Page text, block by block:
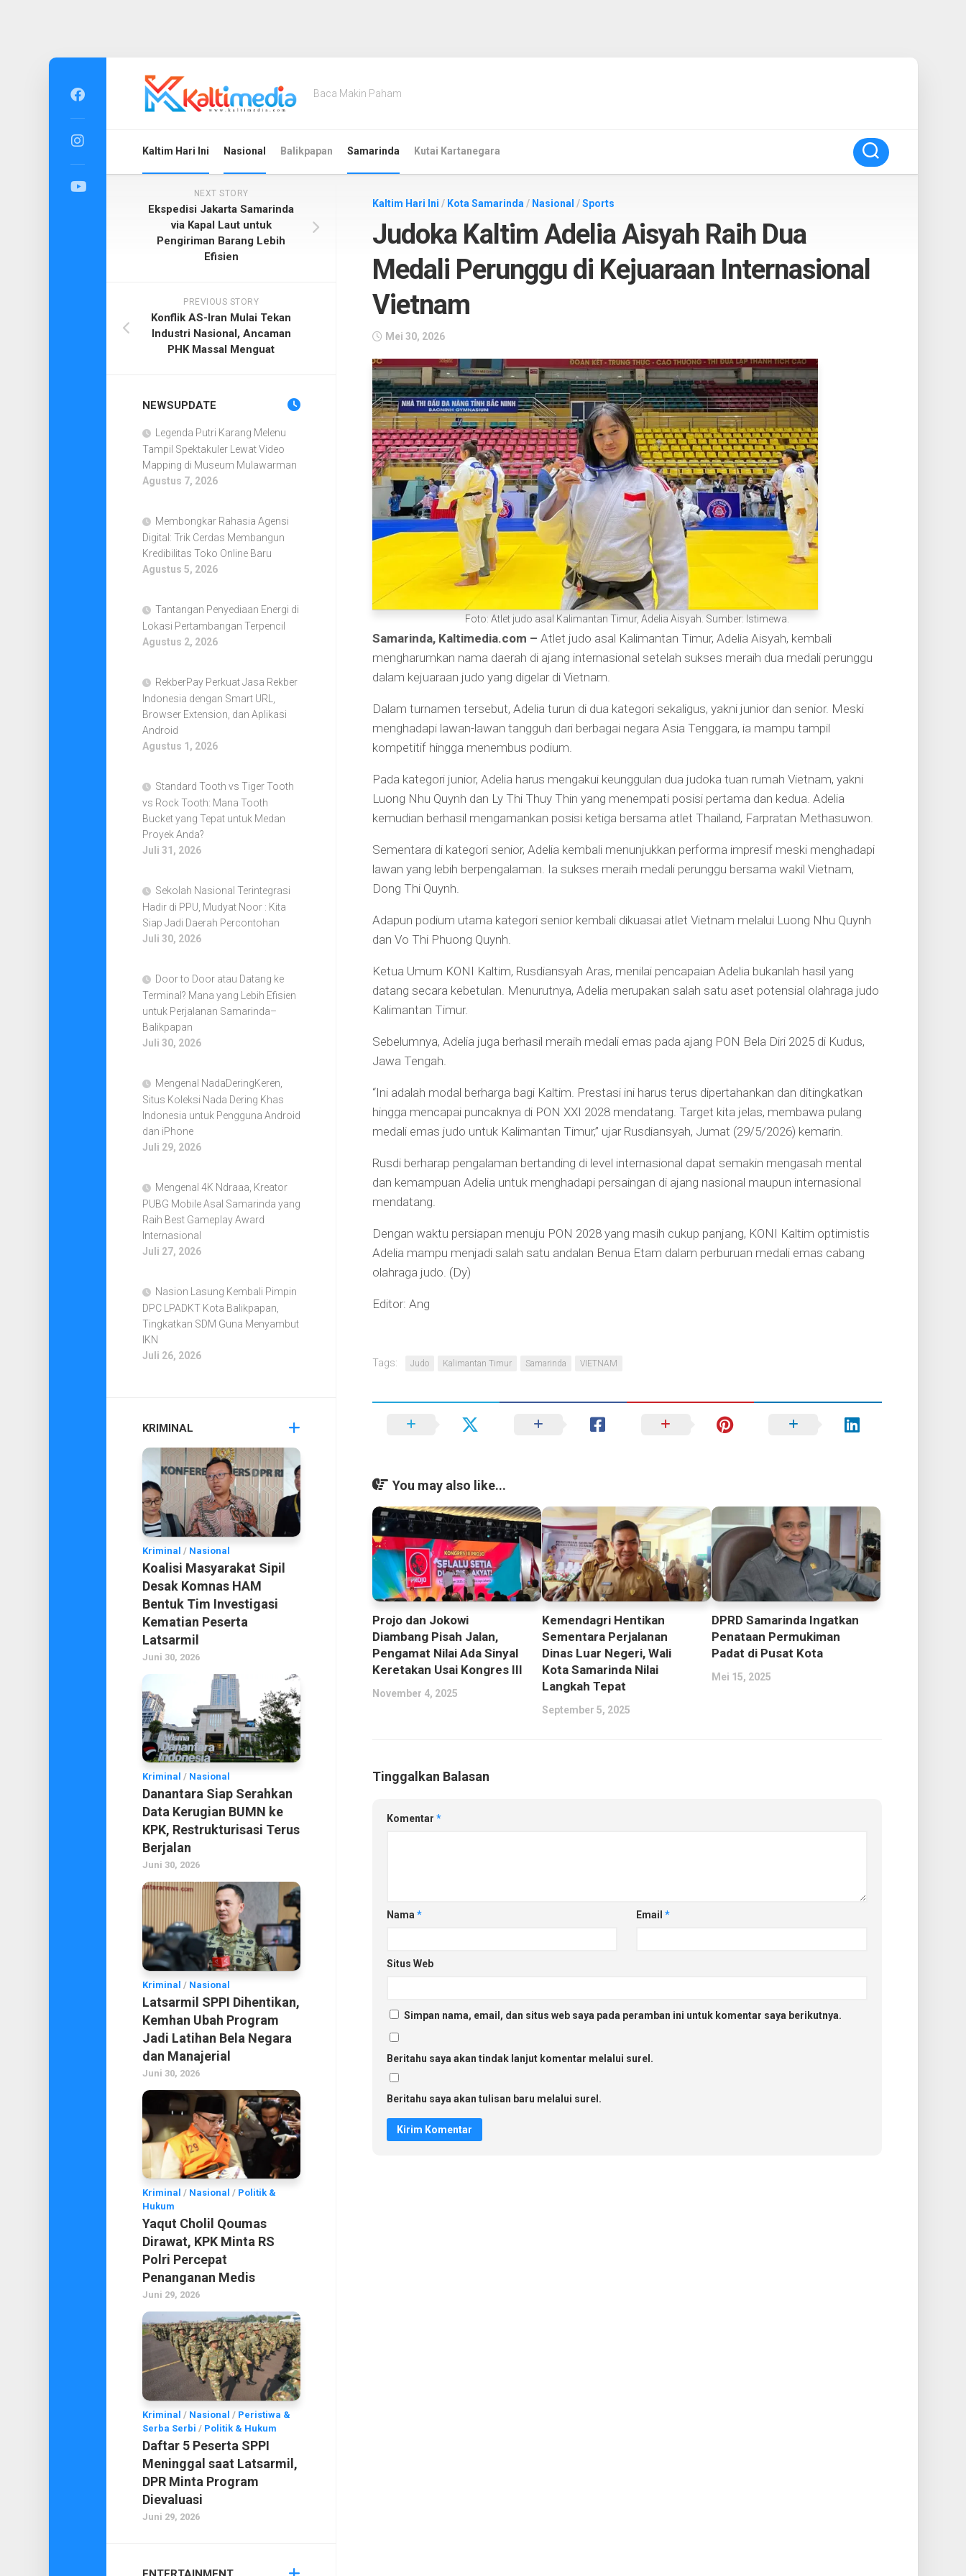
Baca Makin Paham
Kaltim Hari Ini Nasional Balikpapan Samarinda Kutai Kartanegara
Kaltim Hari Ini / Kota Samarinda / Nasional /Sports
Judoka Kaltim Adelia Aisyah Raih Dua
Medali Perunggu di Kejuaraan Internasional
Vietnam
Mei 30, 2026
Foto: Atlet judo asal Kalimantan Timur, Adelia Aisyah. Sumber: Istimewa.
Samarinda, Kaltimedia.com – Atlet judo asal Kalimantan Timur, Adelia Aisyah, kembali
mengharumkan nama daerah di ajang internasional setelah sukses meraih dua medali perunggu
dalam kejuaraan judo yang digelar di Vietnam.
Dalam turnamen tersebut, Adelia turun di dua kategori sekaligus, yakni junior dan senior. Meski
menghadapi lawan-lawan tangguh dari berbagai negara Asia Tenggara, ia mampu tampil
kompetitif hingga menembus podium.
Pada kategori junior, Adelia harus mengakui keunggulan dua judoka tuan rumah Vietnam, yakni
Luong Nhu Quynh dan Ly Thi Thuy Thin yang menempati posisi pertama dan kedua. Adelia
kemudian berhasil mengamankan posisi ketiga bersama atlet Thailand, Farpratan Methasuwon.
Sementara di kategori senior, Adelia kembali menunjukkan performa impresif meski menghadapi
lawan yang lebih berpengalaman. Ia sukses meraih medali perunggu bersama wakil Vietnam,
Dong Thi Quynh.
Adapun podium utama kategori senior kembali dikuasai atlet Vietnam melalui Luong Nhu Quynh
dan Vo Thi Phuong Quynh.
Ketua Umum KONI Kaltim, Rusdiansyah Aras, menilai pencapaian Adelia bukanlah hasil yang
datang secara kebetulan. Menurutnya, Adelia merupakan salah satu aset potensial olahraga judo
Kalimantan Timur.
Sebelumnya, Adelia juga berhasil meraih medali emas pada ajang PON Bela Diri 2025 di Kudus,
Jawa Tengah.
“Ini adalah modal berharga bagi Kaltim. Prestasi ini harus terus dipertahankan dan ditingkatkan
hingga mencapai puncaknya di PON XXI 2028 mendatang. Target kita jelas, membawa pulang
medali emas judo untuk Kalimantan Timur,” ujar Rusdiansyah, Jumat (29/5/2026) kemarin.
Rusdi berharap pengalaman bertanding di level internasional dapat semakin mengasah mental
dan kemampuan Adelia untuk menghadapi persaingan di ajang nasional maupun internasional
mendatang.
Dengan waktu persiapan menuju PON 2028 yang masih cukup panjang, KONI Kaltim optimistis
Adelia mampu menjadi salah satu andalan Benua Etam dalam perburuan medali emas cabang
olahraga judo. (Dy)
Editor: Ang
Tags: Judo Kalimantan Timur Samarinda VIETNAM
You may also like...
Projo dan Jokowi
Diambang Pisah Jalan,
Pengamat Nilai Ada Sinyal
Keretakan Usai Kongres III
November 4, 2025
Kemendagri Hentikan
Sementara Perjalanan
Dinas Luar Negeri, Wali
Kota Samarinda Nilai
Langkah Tepat
September 5, 2025
DPRD Samarinda Ingatkan
Penataan Permukiman
Padat di Pusat Kota
Mei 15, 2025
Tinggalkan Balasan
Komentar *
Nama * Email*
Situs Web
Simpan nama, email, dan situs web saya pada peramban ini untuk komentar saya berikutnya.
Beritahu saya akan tindak lanjut komentar melalui surel.
Beritahu saya akan tulisan baru melalui surel.
NEXT STORY
Ekspedisi Jakarta Samarinda
via Kapal Laut untuk
Pengiriman Barang Lebih
Efisien
PREVIOUS STORY
Konflik AS-Iran Mulai Tekan
Industri Nasional, Ancaman
PHK Massal Menguat
NEWSUPDATE
Legenda Putri Karang Melenu
Tampil Spektakuler Lewat Video
Mapping di Museum Mulawarman
Agustus 7, 2026
Membongkar Rahasia Agensi
Digital: Trik Cerdas Membangun
Kredibilitas Toko Online Baru
Agustus 5, 2026
Tantangan Penyediaan Energi di
Lokasi Pertambangan Terpencil
Agustus 2, 2026
RekberPay Perkuat Jasa Rekber
Indonesia dengan Smart URL,
Browser Extension, dan Aplikasi
Android
Agustus 1, 2026
Standard Tooth vs Tiger Tooth
vs Rock Tooth: Mana Tooth
Bucket yang Tepat untuk Medan
Proyek Anda?
Juli 31, 2026
Sekolah Nasional Terintegrasi
Hadir di PPU, Mudyat Noor : Kita
Siap Jadi Daerah Percontohan
Juli 30, 2026
Door to Door atau Datang ke
Terminal? Mana yang Lebih Efisien
untuk Perjalanan Samarinda–
Balikpapan
Juli 30, 2026
Mengenal NadaDeringKeren,
Situs Koleksi Nada Dering Khas
Indonesia untuk Pengguna Android
dan iPhone
Juli 29, 2026
Mengenal 4K Ndraaa, Kreator
PUBG Mobile Asal Samarinda yang
Raih Best Gameplay Award
Internasional
Juli 27, 2026
Nasion Lasung Kembali Pimpin
DPC LPADKT Kota Balikpapan,
Tingkatkan SDM Guna Menyambut
IKN
Juli 26, 2026
KRIMINAL
Kriminal / Nasional
Koalisi Masyarakat Sipil
Desak Komnas HAM
Bentuk Tim Investigasi
Kematian Peserta
Latsarmil
Juni 30, 2026
Kriminal / Nasional
Danantara Siap Serahkan
Data Kerugian BUMN ke
KPK, Restrukturisasi Terus
Berjalan
Juni 30, 2026
Kriminal / Nasional
Latsarmil SPPI Dihentikan,
Kemhan Ubah Program
Jadi Latihan Bela Negara
dan Manajerial
Juni 30, 2026
Kriminal / Nasional / Politik &
Hukum
Yaqut Cholil Qoumas
Dirawat, KPK Minta RS
Polri Percepat
Penanganan Medis
Juni 29, 2026
Kriminal / Nasional / Peristiwa &
Serba Serbi / Politik & Hukum
Daftar 5 Peserta SPPI
Meninggal saat Latsarmil,
DPR Minta Program
Dievaluasi
Juni 29, 2026